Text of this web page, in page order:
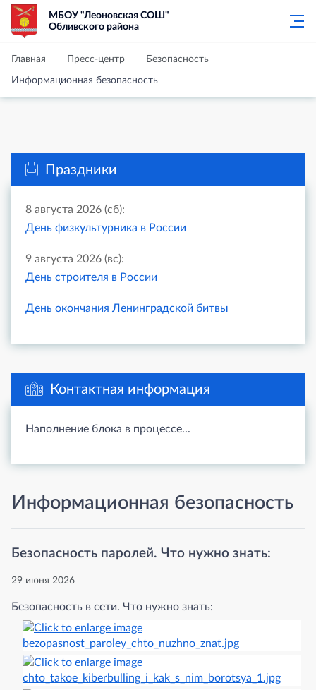
МБОУ "Леоновская СОШ"
Обливского района
Главная Пресс-центр Безопасность
Информационная безопасность
Праздники
8 августа 2026 (сб):
День физкультурника в России
9 августа 2026 (вс):
День строителя в России
День окончания Ленинградской битвы
Контактная информация
Наполнение блока в процессе...
Информационная безопасность
Безопасность паролей. Что нужно знать:
29 июня 2026
Безопасность в сети. Что нужно знать: